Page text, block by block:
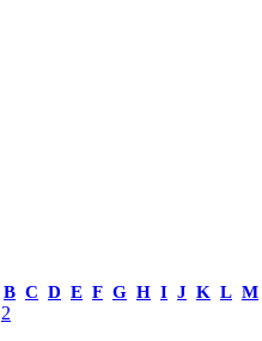
B C D E F G H I J K L M
2